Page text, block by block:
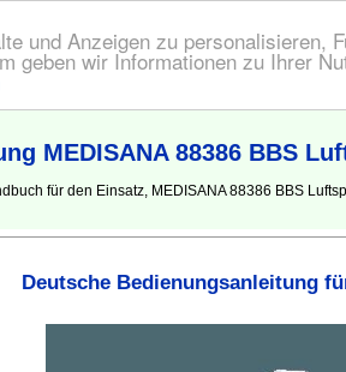
und Anzeigen zu personalisieren,
geben wir Informationen zu Ihrer
Anleitung!
MEDISANA 88386 BBS
für den Einsatz, MEDISANA 88386 BBS
Deutsche Bedienungsanleitung